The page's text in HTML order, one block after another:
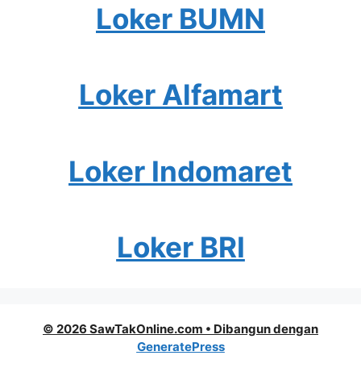
Loker BUMN
Loker Alfamart
Loker Indomaret
Loker BRI
© 2026 SawTakOnline.com • Dibangun dengan
GeneratePress